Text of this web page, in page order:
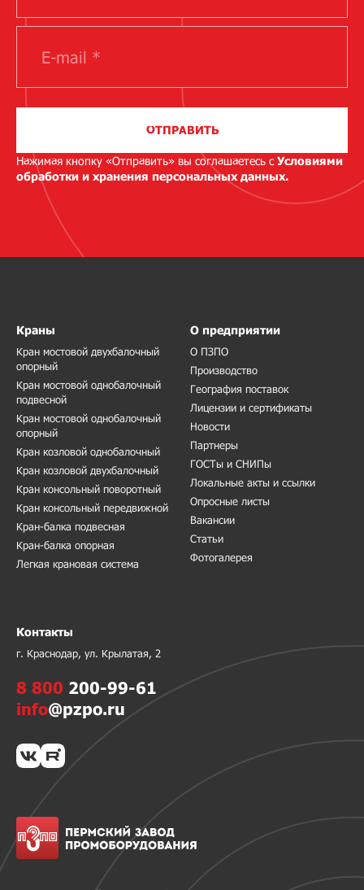
ОТПРАВИТЬ
Нажимая кнопку «Отправить» вы соглашаетесь сУсловиями
обработки и хранения персональных данных.
Краны
Кран мостовой двухбалочный
опорный
Кран мостовой однобалочный
подвесной
Кран мостовой однобалочный
опорный
Кран козловой однобалочный
Кран козловой двухбалочный
Кран консольный поворотный
Кран консольный передвижной
Кран-балка подвесная
Кран-балка опорная
Легкая крановая система
О предприятии
О ПЗПО
Производство
География поставок
Лицензии и сертификаты
Новости
Партнеры
ГОСТы и СНИПы
Локальные акты и ссылки
Опросные листы
Вакансии
Статьи
Фотогалерея
Контакты
г. Краснодар, ул. Крылатая, 2
8 800 200-99-61
info@pzpo.ru